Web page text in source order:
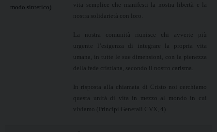
modo sintetico)
vita semplice che manifesti la nostra libertà e la
nostra solidarietà con loro.
La nostra comunità riunisce chi avverte più
urgente l’esigenza di integrare la propria vita
umana, in tutte le sue dimensioni, con la pienezza
della fede cristiana, secondo il nostro carisma.
In risposta alla chiamata di Cristo noi cerchiamo
questa unità di vita in mezzo al mondo in cui
viviamo (Principi Generali CVX, 4)